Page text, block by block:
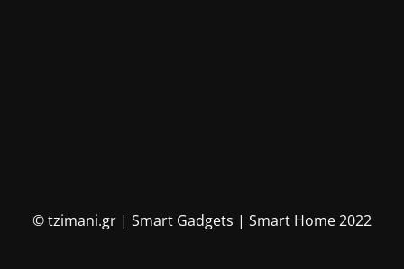
© tzimani.gr | Smart Gadgets | Smart Home 2022